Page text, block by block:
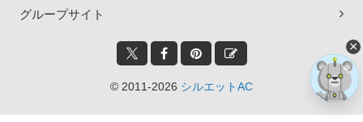
グループサイト
© 2011-2026 シルエットAC
×